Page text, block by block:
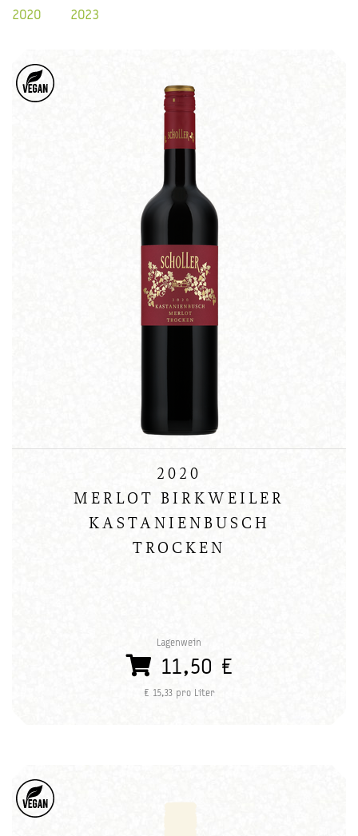
2020 2023
2020
MERLOT BIRKWEILER
KASTANIENBUSCH
TROCKEN
Lagenwein
11,50 €
€ 15,33 pro Liter